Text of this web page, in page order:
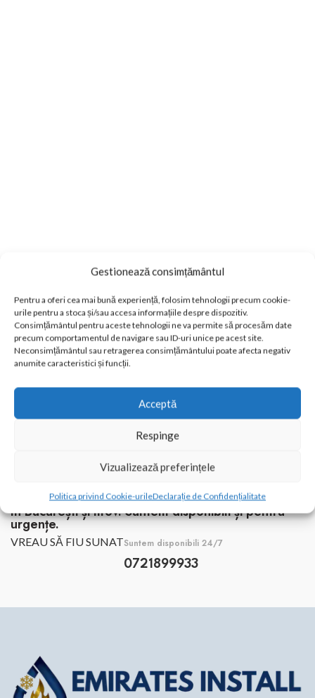
Gestionează consimțământul
Pentru a oferi cea mai bună experiență, folosim tehnologii precum cookie-
urile pentru a stoca și/sau accesa informațiile despre dispozitiv.
Consimțământul pentru aceste tehnologii ne va permite să procesăm date
precum comportamentul de navigare sau ID-uri unice pe acest site.
Neconsimțământul sau retragerea consimțământului poate afecta negativ
anumite caracteristici și funcții.
Acceptă
Respinge
Vizualizează preferințele
Politica privind Cookie-urileDeclarație de Confidențialitate
Ai o problemă cu instalațiile?
Sună acum și spune-ne ce se întâmplă. Intervenim
în București și Ilfov. Suntem disponibili și pentru
urgențe.
VREAU SĂ FIU SUNATSuntem disponibili 24/7
0721899933